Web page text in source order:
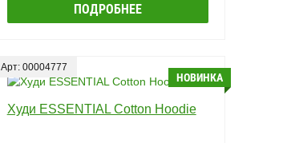
ПОДРОБНЕЕ
Арт: 00004777
НОВИНКА
Худи ESSENTIAL Cotton Hoodie